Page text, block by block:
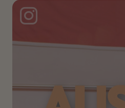
Instagram Post: